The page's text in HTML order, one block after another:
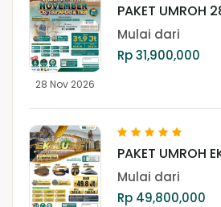
28 Nov 2026
PAKET UMROH
2026 PLUS CITY
THAIF
Mulai dari
Rp 31,900,000
PAKET UMROH
DESEMBER 2026
Mulai dari
Rp 49,800,000